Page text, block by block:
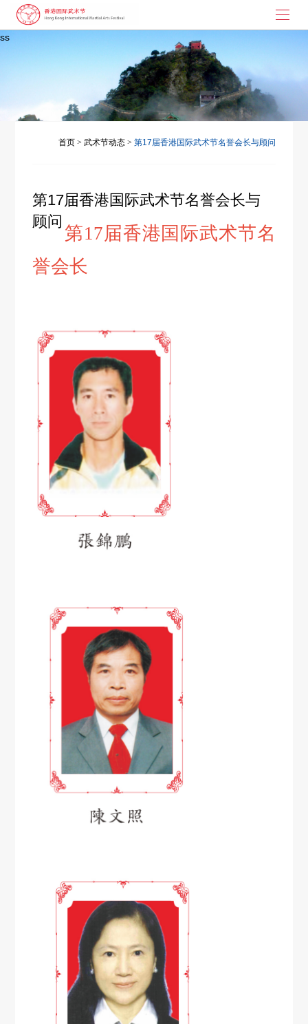
武术节起源
大枪拼刺
演讲与书画
联系我们
ss
首页 > 武术节动态 > 第17届香港国际武术节名誉会长与顾问
第17届香港国际武术节名誉会长与
顾问
第17届香港国际武术节名
誉会长